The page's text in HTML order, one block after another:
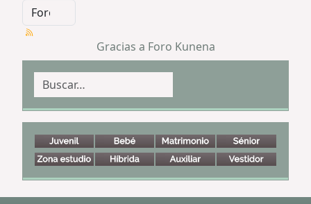
Gracias a Foro Kunena
Buscar